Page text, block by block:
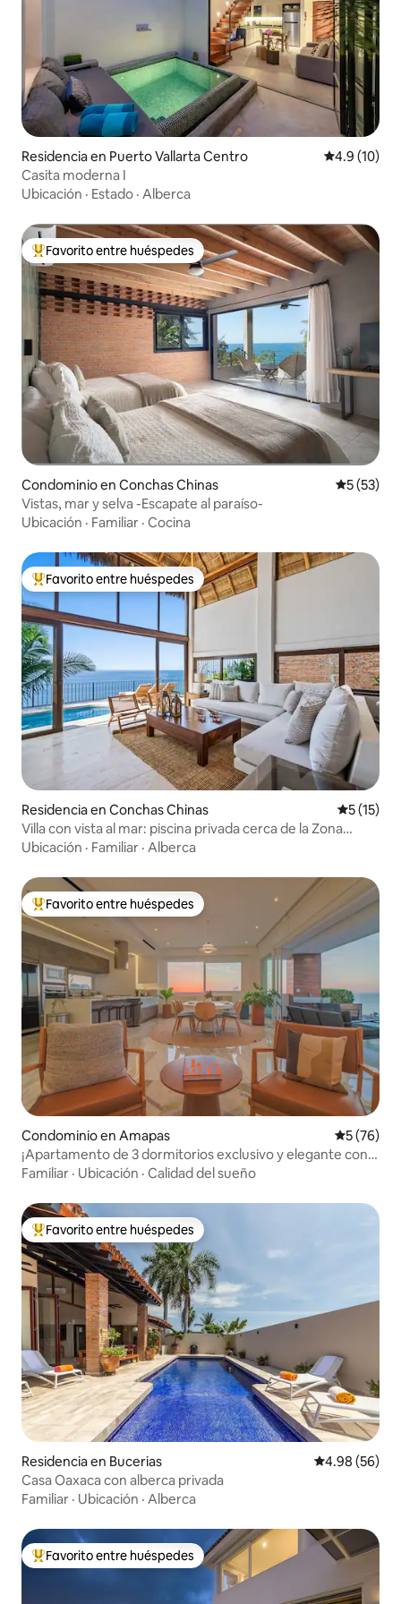
Residencia en Puerto Vallarta Centro Calificación
4.9 (10)
Casita moderna I
Ubicación · Estado · Alberca
De los mejores en Favorito entre huéspedes
Favorito entre huéspedes
Condominio en Conchas Chinas
5 (53)
Vistas, mar y selva -Escapate al paraíso-
Ubicación · Familiar · Cocina
De los mejores en Favorito entre huéspedes
Favorito entre huéspedes
Residencia en Conchas Chinas
5 (15)
Villa con vista al mar: piscina privada cerca de la Zona
Romántica
Ubicación · Familiar · Alberca
De los mejores en Favorito entre huéspedes
Favorito entre huéspedes
Condominio en Amapas
5 (76)
¡Apartamento de 3 dormitorios exclusivo y elegante con
vistas al mar!
Familiar · Ubicación · Calidad del sueño
De los mejores en Favorito entre huéspedes
Favorito entre huéspedes
Residencia en Bucerias Calificación
4.98 (56)
Casa Oaxaca con alberca privada
Familiar · Ubicación · Alberca
De los mejores en Favorito entre huéspedes
Favorito entre huéspedes